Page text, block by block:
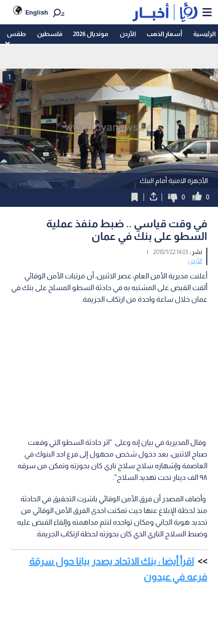
English
الرئيسية أسعار الذهب الأردن مونديال 2026 فلسطين طقس
الأجهزة الامنية أمام البنك
1
0
0
في وقت قياسي .. ضبط منفذ عملية
السطو على بنك في عمان
نشر :14:03 2018/1/22
|
الأردن
أعلنت مديرية الأمن العام، عصر الاثنين، أن مرتبات الأمن الوقائي
ألقت القبض على المشتبه به في حادثة السطو المسلح على بنك في
عمان خلال ساعة واحدة من ارتكاب الجريمة.
وقال المديرية في بيان إنه وعلى "اثر حادثة السطو التي وقعت
صباح الاثنين، بعد دخول شخص مجهول إلى فرع احد البنوك في
العاصمة وإشهاره سلاح سلاح ناري كان بحوزته وتمكن من سرقه
٩٨ الف دينار تحت تهديد السلاح".
وأضاف المصدر أن فرق الأمن الوقائي باشرت التحقيق في الحادثة
منذ لحظة الإبلاغ عنها حيث تمكنت احدى الفرق الأمن الوقائي من
تحديد هوية الجاني ومكان تواجده لتتم مداهمته وإلقاء القبض عليه
وضبط السلاح الناري الذي كان بحوزته لحظة ارتكاب الجريمة.
اقرأ أيضا : بنك الاتحاد يصدر بيانا حول سرقة
فرعه في عبدون